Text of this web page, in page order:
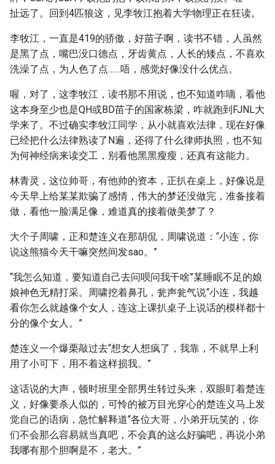
扯远了。回到4匹狼这，见李牧江抱着大学物理正在狂读。
李牧江，一直是419的骄傲，好苗子啊，读书不错，人虽然
是黑了点，嘴巴没口德点，牙齿黄点，人长的矮点，不喜欢
洗澡了点，为人色了点……唔，感觉好像没什么优点。
喔，对了，这李牧江，读书那不用说，也不知道咋嘀，看他
这本身至少也是QH或BD苗子的国家栋梁，咋就跑到FJNL大
学来了。不过确实李牧江同学，从小就喜欢法律，现在好像
已经把什么法律熟读了N遍，还得了什么律师执照，也不知
为何神经病来读交工，别看他黑黑瘦瘦，还真有这能力。
林青灵，这位帅哥，有他帅的资本，正扒在桌上，好像说是
今天早上给某某欺骗了感情，伟大的梦还没做完，准备接着
做，看他一脸满足像，难道真的接着做美梦了？
大个子周啸，正和楚连义在那胡侃，周啸说道：“小连，你
说这熊猫今天干嘛突然间发sao。”
“我怎么知道，要知道自己去问呗问我干啥”某睡眠不足的娘
娘神色无精打采。周啸挖着鼻孔，瓮声瓮气说“小连，我越
看你怎么就越像个女人，连这上课扒桌子上说话的模样都十
分的像个女人。”
楚连义一个爆栗敲过去“想女人想疯了，我靠，不就早上利
用了小可下，用不着这样损我。”
这话说的大声，顿时班里全部男生转过头来，双眼盯着楚连
义，好像要杀人似的，可怜的被万目光穿心的楚连义马上发
觉自己的语病，急忙解释道“各位大哥，小弟开玩笑的，你
们不会那么容易就当真吧，不会真的这么好骗吧，再说小弟
我哪有那个胆啊是不，老大。”